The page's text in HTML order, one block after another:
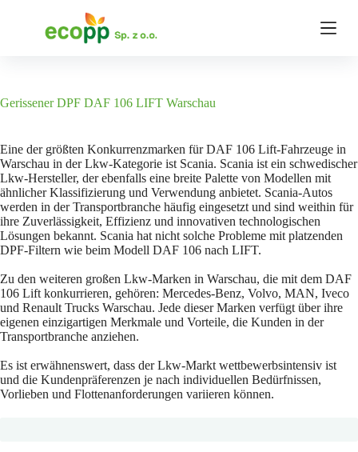
a
s
p
r
i
n
g
e
n
Gerissener DPF DAF 106 LIFT Warschau
Eine der größten Konkurrenzmarken für DAF 106 Lift-Fahrzeuge in
Warschau in der Lkw-Kategorie ist Scania. Scania ist ein schwedischer
Lkw-Hersteller, der ebenfalls eine breite Palette von Modellen mit
ähnlicher Klassifizierung und Verwendung anbietet. Scania-Autos
werden in der Transportbranche häufig eingesetzt und sind weithin für
ihre Zuverlässigkeit, Effizienz und innovativen technologischen
Lösungen bekannt. Scania hat nicht solche Probleme mit platzenden
DPF-Filtern wie beim Modell DAF 106 nach LIFT.
Zu den weiteren großen Lkw-Marken in Warschau, die mit dem DAF
106 Lift konkurrieren, gehören: Mercedes-Benz, Volvo, MAN, Iveco
und Renault Trucks Warschau. Jede dieser Marken verfügt über ihre
eigenen einzigartigen Merkmale und Vorteile, die Kunden in der
Transportbranche anziehen.
Es ist erwähnenswert, dass der Lkw-Markt wettbewerbsintensiv ist
und die Kundenpräferenzen je nach individuellen Bedürfnissen,
Vorlieben und Flottenanforderungen variieren können.